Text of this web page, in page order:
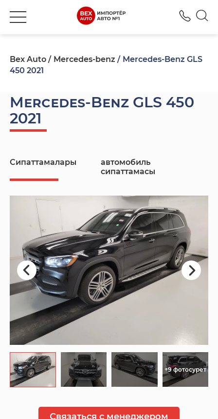
Bex Auto Mercedes-benz
Mercedes-Benz GLS
450 2021
Mercedes-Benz GLS 450
2021
Сипаттамалары
автомобиль
сипаттамасы
+9 фотосурет
Связаться с менеджером